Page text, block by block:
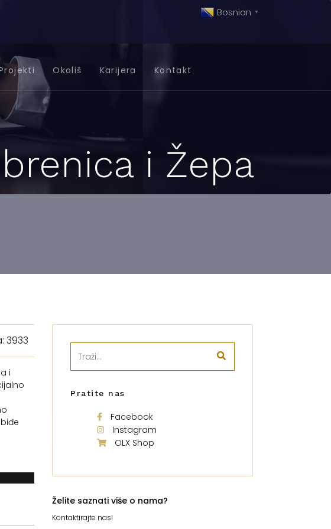
Bosnian ▼
Okoliš Karijera Kontakt
i Žepa
3933
i
Pratite nas
Facebook
Instagram
OLX Shop
Želite saznati više o nama?
Kontaktirajte nas!